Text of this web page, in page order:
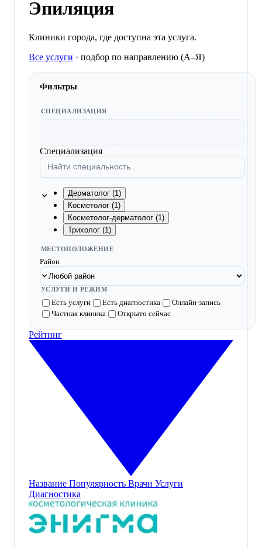
Эпиляция
Клиники города, где доступна эта услуга.
Все услуги · подбор по направлению (A–Я)
Фильтры
СПЕЦИАЛИЗАЦИЯ
Специализация
Дерматолог (1)
Косметолог (1)
Косметолог-дерматолог (1)
Трихолог (1)
МЕСТОПОЛОЖЕНИЕ
Район
УСЛУГИ И РЕЖИМ
Есть услуги Есть диагностика
Онлайн-запись
Частная клиника
Открыто сейчас
Рейтинг
Название Популярность Врачи Услуги
Диагностика